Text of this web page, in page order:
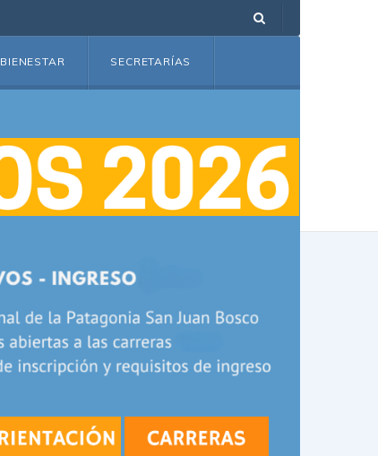
BIENESTAR SECRETARÍAS